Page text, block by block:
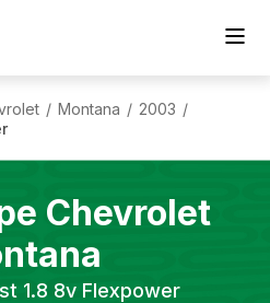
/ Montana / 2003 /
Chevrolet
1.8 8v Flexpower